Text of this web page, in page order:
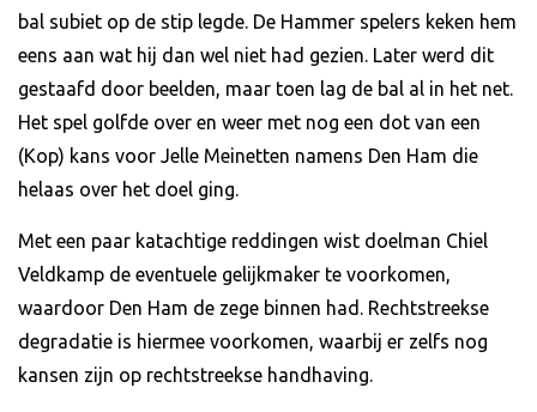
bal subiet op de stip legde. De Hammer spelers keken hem
eens aan wat hij dan wel niet had gezien. Later werd dit
gestaafd door beelden, maar toen lag de bal al in het net.
Het spel golfde over en weer met nog een dot van een
(Kop) kans voor Jelle Meinetten namens Den Ham die
helaas over het doel ging.
Met een paar katachtige reddingen wist doelman Chiel
Veldkamp de eventuele gelijkmaker te voorkomen,
waardoor Den Ham de zege binnen had. Rechtstreekse
degradatie is hiermee voorkomen, waarbij er zelfs nog
kansen zijn op rechtstreekse handhaving.